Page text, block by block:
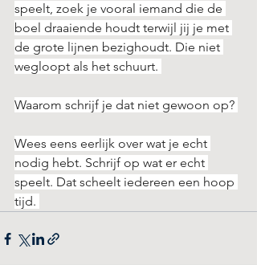
speelt, zoek je vooral iemand die de
boel draaiende houdt terwijl jij je met
de grote lijnen bezighoudt. Die niet
wegloopt als het schuurt.
Waarom schrijf je dat niet gewoon op?
Wees eens eerlijk over wat je echt
nodig hebt. Schrijf op wat er echt
speelt. Dat scheelt iedereen een hoop
tijd.